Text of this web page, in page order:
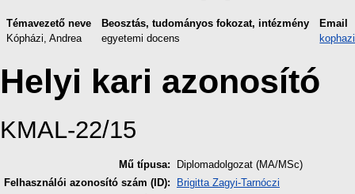
Témavezető neve Beosztás, tudományos fokozat, intézmény
Email
Kópházi, Andrea
egyetemi docens
Helyi kari azonosító
KMAL-22/15
Mű típusa:
Diplomadolgozat (MA/MSc)
Felhasználói azonosító szám (ID):
Brigitta Zagyi-Tarnóczi